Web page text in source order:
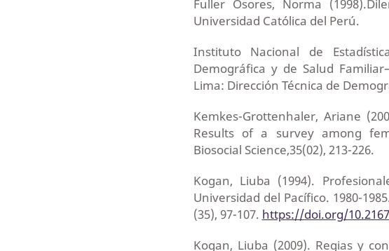
Fuller Osores, Norma
Universidad Católica del Perú.
Instituto Nacional de
Demográfica y de Salud
Lima: Dirección Técnica de
Kemkes-Grottenhaler, Ariane
Results of a survey among
Biosocial Science,35(02), 213-226.
Kogan, Liuba (1994).
Universidad del Pacífico. 1980-
(35), 97-107. https://doi.org/
Kogan, Liuba (2009). Regias y